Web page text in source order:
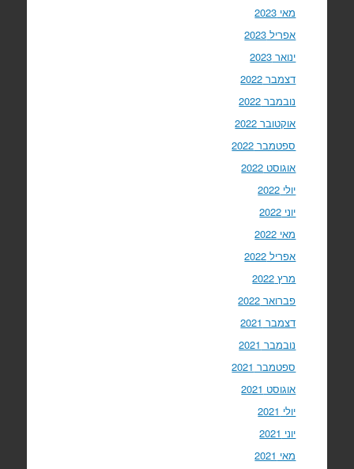
מאי 2023
אפריל 2023
ינואר 2023
דצמבר 2022
נובמבר 2022
אוקטובר 2022
ספטמבר 2022
אוגוסט 2022
יולי 2022
יוני 2022
מאי 2022
אפריל 2022
מרץ 2022
פברואר 2022
דצמבר 2021
נובמבר 2021
ספטמבר 2021
אוגוסט 2021
יולי 2021
יוני 2021
מאי 2021